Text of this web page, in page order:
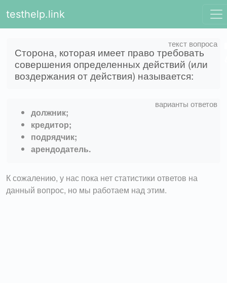
testhelp.link
Сторона, которая имеет право требовать
совершения определенных действий (или
воздержания от действия) называется:
должник;
кредитор;
подрядчик;
арендодатель.
К сожалению, у нас пока нет статистики ответов на
данный вопрос, но мы работаем над этим.